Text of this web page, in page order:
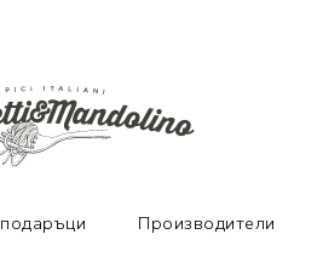
подаръци Производители